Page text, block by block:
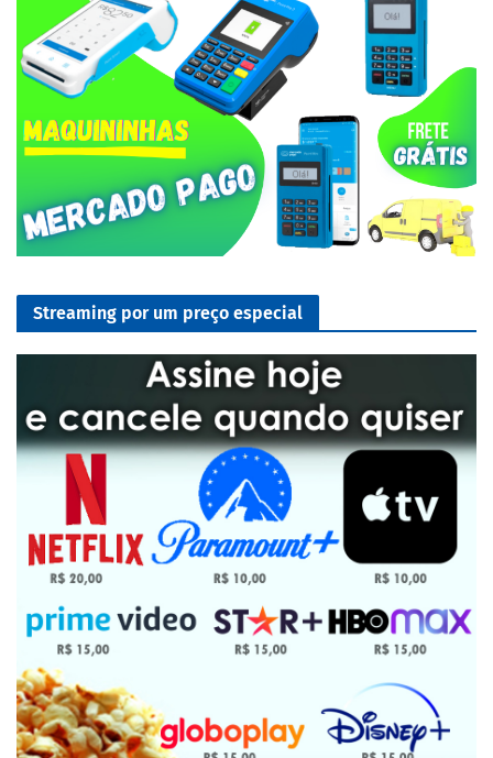
Streaming por um preço especial